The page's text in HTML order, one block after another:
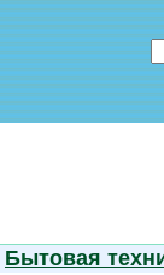
Бытовая